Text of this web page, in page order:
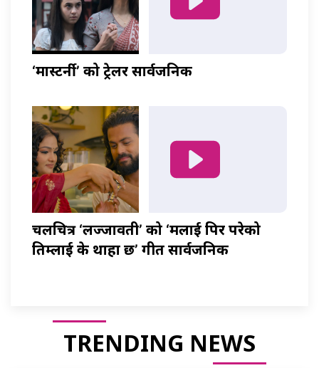
‘मास्टर्नी’ को ट्रेलर सार्वजनिक
चलचित्र ‘लज्जावती’ को ‘मलाई पिर परेको
तिम्लाई के थाहा छ’ गीत सार्वजनिक
TRENDING NEWS